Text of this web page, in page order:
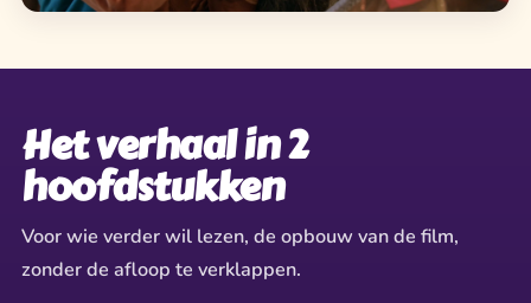
✶
✧
✶
✧
✦
Het verhaal in 2
hoofdstukken
Voor wie verder wil lezen, de opbouw van de film,
zonder de afloop te verklappen.